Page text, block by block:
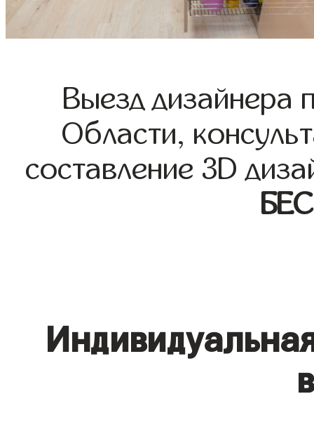
Выезд дизайнера
Области,
составление 3D